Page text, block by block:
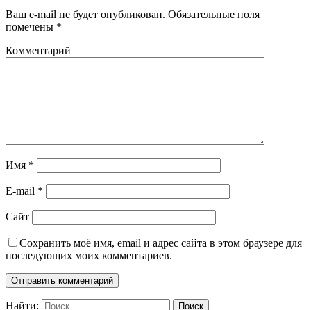
Ваш e-mail не будет опубликован. Обязательные поля
помечены *
Комментарий
Имя *
E-mail *
Сайт
Сохранить моё имя, email и адрес сайта в этом браузере для
последующих моих комментариев.
Найти: